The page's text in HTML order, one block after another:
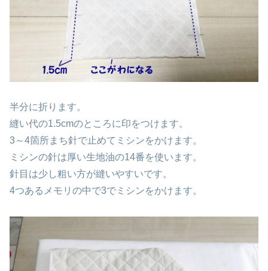
半分に折ります。
縫い代の1.5cmのところに印をつけます。
3～4箇所まち針で止めてミシンをかけます。
ミシンの針は厚い生地油の14番を使います。
針目は少し粗い方が縫いやすいです。
4つあるメモリの中で3でミシンをかけます。